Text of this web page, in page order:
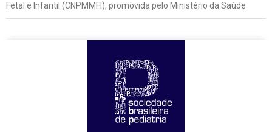
Fetal e Infantil (CNPMMFI), promovida pelo Ministério da Saúde.